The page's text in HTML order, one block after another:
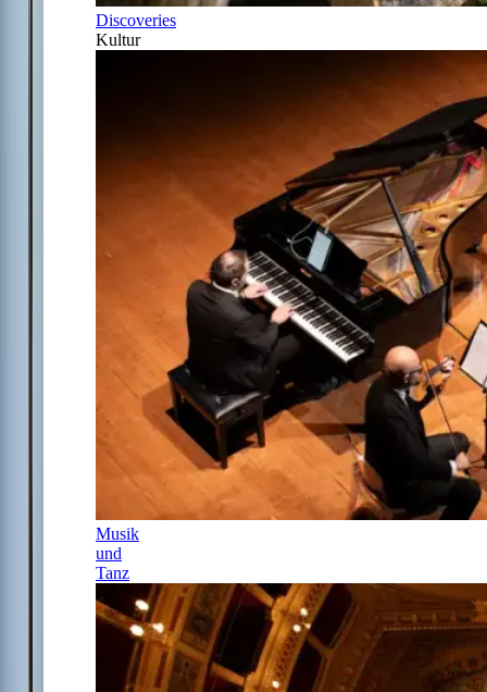
Discoveries
Kultur
Musik
und
Tanz